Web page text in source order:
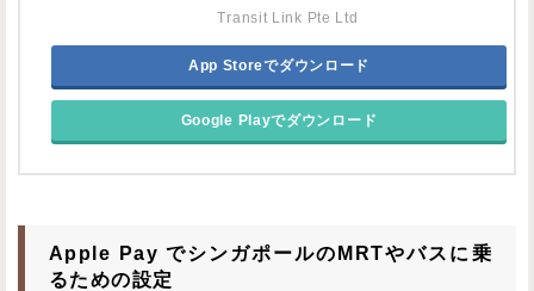
Transit Link Pte Ltd
App Storeでダウンロード
Google Playでダウンロード
Apple Pay でシンガポールのMRTやバスに乗
るための設定